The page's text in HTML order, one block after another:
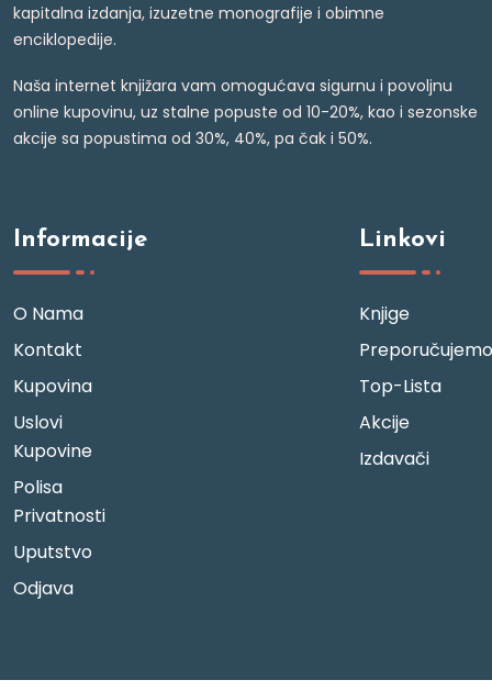
kapitalna izdanja, izuzetne monografije i obimne
enciklopedije.
Naša internet knjižara vam omogućava sigurnu i povoljnu
online kupovinu, uz stalne popuste od 10-20%, kao i sezonske
akcije sa popustima od 30%, 40%, pa čak i 50%.
Informacije
O Nama
Kontakt
Kupovina
Uslovi
Kupovine
Polisa
Privatnosti
Uputstvo
Odjava
Linkovi
Knjige
Preporučujemo
Top-Lista
Akcije
Izdavači